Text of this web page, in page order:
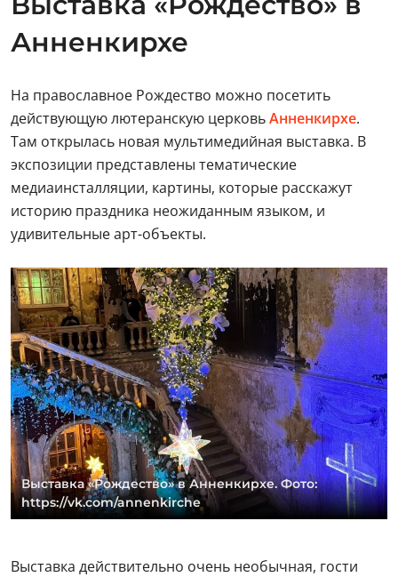
Анненкирхе
На православное Рождество можно посетить
действующую лютеранскую церковьАнненкирхе.
Там открылась новая мультимедийная выставка. В
экспозиции представлены тематические
медиаинсталляции, картины, которые расскажут
историю праздника неожиданным языком, и
удивительные арт-объекты.
Выставка «Рождество» в Анненкирхе. Фото:
https://vk.com/annenkirche
Выставка действительно очень необычная, гости